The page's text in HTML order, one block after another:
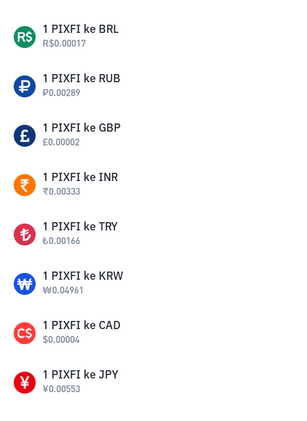
1 PIXFI ke BRL
R$0.00017
1 PIXFI ke RUB
₽0.00289
1 PIXFI ke GBP
£0.00002
1 PIXFI ke INR
₹0.00333
1 PIXFI ke TRY
₺0.00166
1 PIXFI ke KRW
₩0.04961
1 PIXFI ke CAD
$0.00004
1 PIXFI ke JPY
¥0.00553